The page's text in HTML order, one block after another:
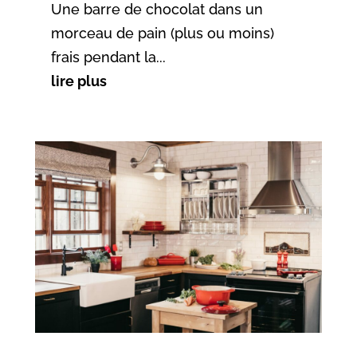
Une barre de chocolat dans un
morceau de pain (plus ou moins)
frais pendant la...
lire plus